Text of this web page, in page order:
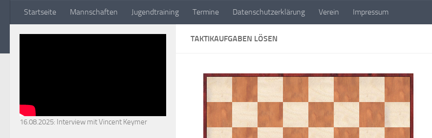
Zum Inhalt springen
Startseite Mannschaften Jugendtraining Termine Datenschutzerklärung Verein Impressum
TAKTIKAUFGABEN LÖSEN
16.08.2025: Interview mit Vincent Keymer